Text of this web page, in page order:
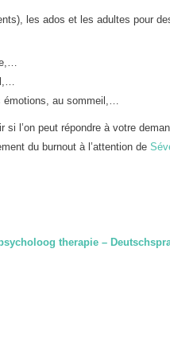
les ados et les adultes pour
émotions, au sommeil,…
l’on peut répondre à votre
du burnout à l’attention de
therapie –